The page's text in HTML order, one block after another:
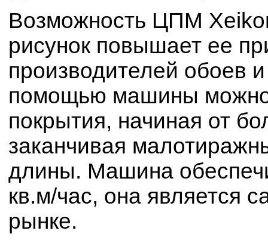
Возможность ЦПМ
рисунок повышает ее
производителей обоев
помощью машины можно
покрытия, начиная от
заканчивая
длины. Машина
кв.м/час, она является
рынке.